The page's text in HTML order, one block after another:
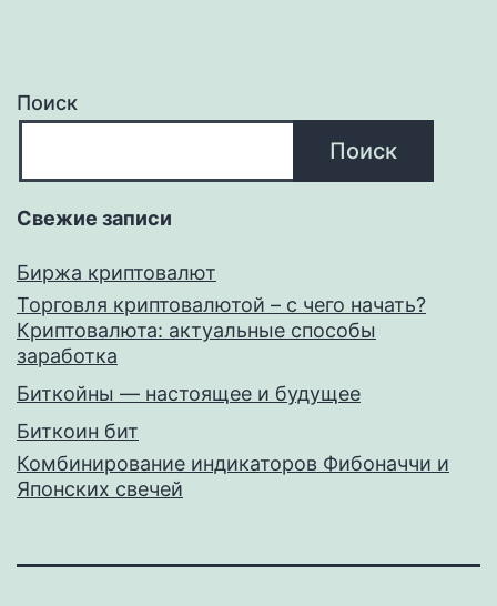
Поиск
Поиск
Свежие записи
Биржа криптовалют
Торговля криптовалютой – с чего начать?
Криптовалюта: актуальные способы
заработка
Биткойны — настоящее и будущее
Биткоин бит
Комбинирование индикаторов Фибоначчи и
Японских свечей